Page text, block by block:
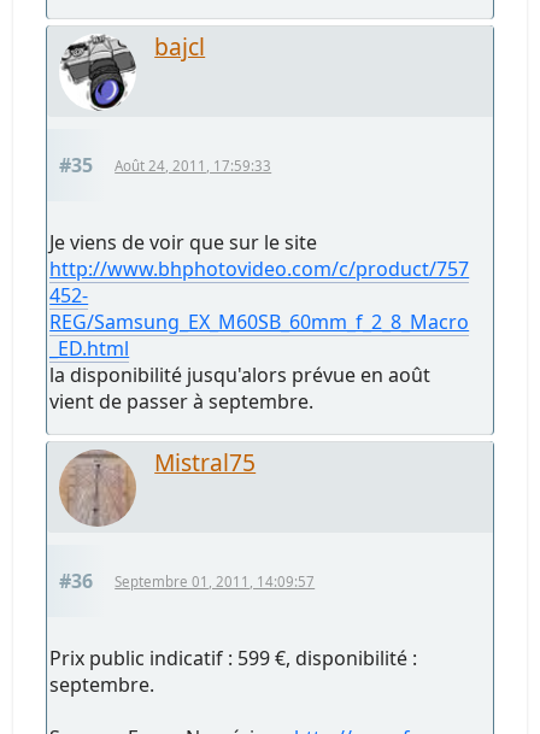
bajcl
#35 Août 24, 2011, 17:59:33
Je viens de voir que sur le site
http://www.bhphotovideo.com/c/product/757
452-
REG/Samsung_EX_M60SB_60mm_f_2_8_Macro
_ED.html
la disponibilité jusqu'alors prévue en août
vient de passer à septembre.
Mistral75
#36 Septembre 01, 2011, 14:09:57
Prix public indicatif : 599 €, disponibilité :
septembre.